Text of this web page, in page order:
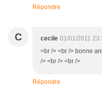
Répondre
C cecile 01/01/2011
<br /> <br /> bonne
/> <br /> <br />
Répondre